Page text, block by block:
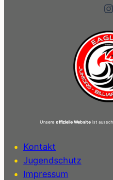
Unsere offizielle Websiteist
Kontakt
Jugendschutz
Impressum